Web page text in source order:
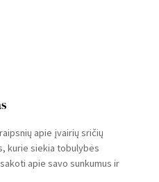
apie įvairių sričių
kurie siekia tobulybės
apie savo sunkumus ir